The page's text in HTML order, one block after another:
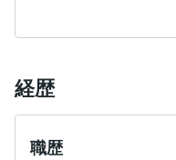
経歴
職歴